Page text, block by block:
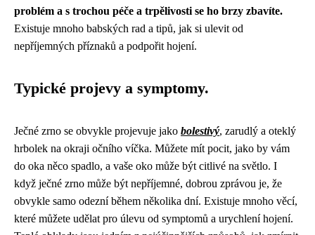
problém a s trochou péče a trpělivosti se ho brzy zbavíte.
Existuje mnoho babských rad a tipů, jak si ulevit od
nepříjemných příznaků a podpořit hojení.
Typické projevy a symptomy.
Ječné zrno se obvykle projevuje jako bolestivý, zarudlý a oteklý
hrbolek na okraji očního víčka. Můžete mít pocit, jako by vám
do oka něco spadlo, a vaše oko může být citlivé na světlo. I
když ječné zrno může být nepříjemné, dobrou zprávou je, že
obvykle samo odezní během několika dní. Existuje mnoho věcí,
které můžete udělat pro úlevu od symptomů a urychlení hojení.